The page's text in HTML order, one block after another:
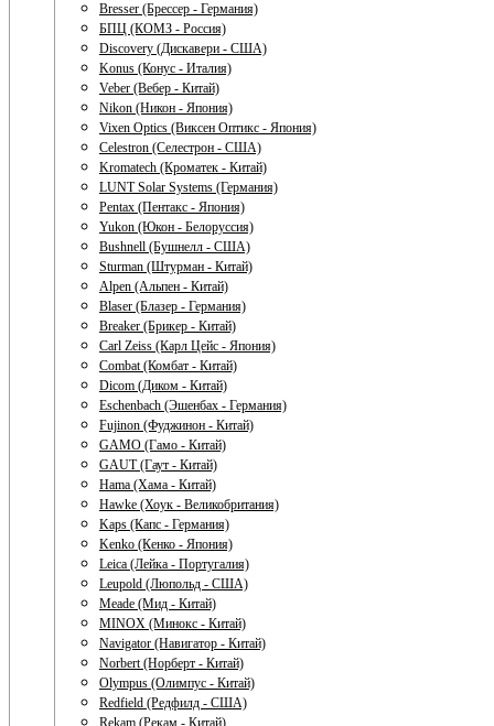
Bresser (Брессер - Германия)
БПЦ (КОМЗ - Россия)
Discovery (Дискавери - США)
Konus (Конус - Италия)
Veber (Вебер - Китай)
Nikon (Никон - Япония)
Vixen Optics (Виксен Оптикс - Япония)
Celestron (Селестрон - США)
Kromatech (Кроматек - Китай)
LUNT Solar Systems (Германия)
Pentax (Пентакс - Япония)
Yukon (Юкон - Белоруссия)
Bushnell (Бушнелл - США)
Sturman (Штурман - Китай)
Alpen (Альпен - Китай)
Blaser (Блазер - Германия)
Breaker (Брикер - Китай)
Carl Zeiss (Карл Цейс - Япония)
Combat (Комбат - Китай)
Dicom (Диком - Китай)
Eschenbach (Эшенбах - Германия)
Fujinon (Фуджинон - Китай)
GAMO (Гамо - Китай)
GAUT (Гаут - Китай)
Hama (Хама - Китай)
Hawke (Хоук - Великобритания)
Kaps (Капс - Германия)
Kenko (Кенко - Япония)
Leica (Лейка - Португалия)
Leupold (Люпольд - США)
Meade (Мид - Китай)
MINOX (Минокс - Китай)
Navigator (Навигатор - Китай)
Norbert (Норберт - Китай)
Olympus (Олимпус - Китай)
Redfield (Редфилд - США)
Rekam (Рекам - Китай)